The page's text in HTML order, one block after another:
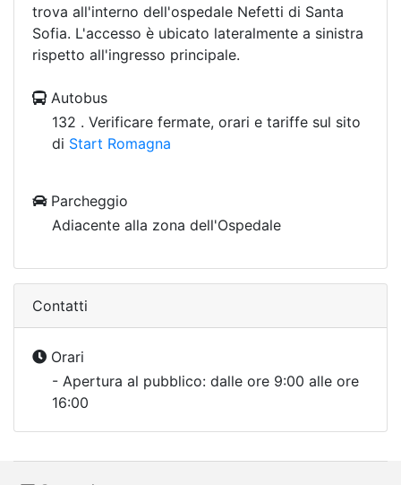
trova all'interno dell'ospedale Nefetti di Santa
Sofia. L'accesso è ubicato lateralmente a sinistra
rispetto all'ingresso principale.
Autobus
132 . Verificare fermate, orari e tariffe sul sito
di Start Romagna
Parcheggio
Adiacente alla zona dell'Ospedale
Contatti
Orari
- Apertura al pubblico: dalle ore 9:00 alle ore
16:00